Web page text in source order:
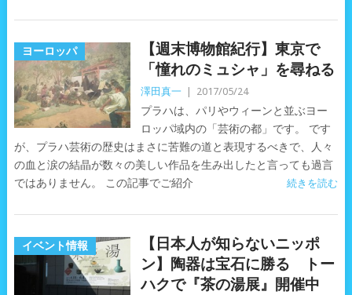
ヨーロッパ
【週末博物館紀行】東京で
「憧れのミュシャ」を尋ねる
澤田真一 2017/05/24
プラハは、パリやウィーンと並ぶヨー
ロッパ域内の「芸術の都」です。 です
が、プラハ芸術の歴史はまさに苦難の道と表現するべきで、人々
の血と涙の結晶が数々の美しい作品を生み出したと言っても過言
ではありません。 この記事でご紹介
続きを読む
イベント情報
【日本人が知らないニッポ
ン】陶器は宝石に勝る トー
ハクで『茶の湯展』開催中